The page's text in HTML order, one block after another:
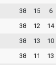
38 15 6
38 12 14
38 13 10
38 11 13